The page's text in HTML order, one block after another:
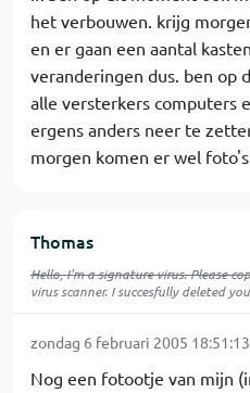
het verbouwen. krijg
en er gaan een aantal
veranderingen dus. ben op
alle versterkers computers
ergens anders neer te
morgen komen er wel
Thomas
Hello, I'm a signature virus. Please
virus scanner. I succesfully deleted
zondag 6 februari 2005 18:51:13
Nog een fotootje van mijn